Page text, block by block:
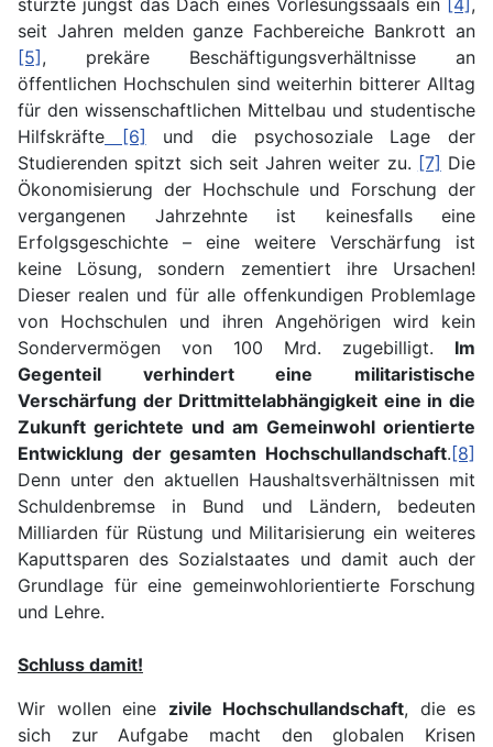
seit Jahren melden ganze Fachbereiche Bankrott an
[5], prekäre Beschäftigungsverhältnisse an
öffentlichen Hochschulen sind weiterhin bitterer Alltag
für den wissenschaftlichen Mittelbau und studentische
Hilfskräfte [6] und die psychosoziale Lage der
Studierenden spitzt sich seit Jahren weiter zu. [7] Die
Ökonomisierung der Hochschule und Forschung der
vergangenen Jahrzehnte ist keinesfalls eine
Erfolgsgeschichte – eine weitere Verschärfung ist
keine Lösung, sondern zementiert ihre Ursachen!
Dieser realen und für alle offenkundigen Problemlage
von Hochschulen und ihren Angehörigen wird kein
Sondervermögen von 100 Mrd. zugebilligt. Im
Gegenteil verhindert eine militaristische
Verschärfung der Drittmittelabhängigkeit eine in die
Zukunft gerichtete und am Gemeinwohl orientierte
Entwicklung der gesamten Hochschullandschaft.[8]
Denn unter den aktuellen Haushaltsverhältnissen mit
Schuldenbremse in Bund und Ländern, bedeuten
Milliarden für Rüstung und Militarisierung ein weiteres
Kaputtsparen des Sozialstaates und damit auch der
Grundlage für eine gemeinwohlorientierte Forschung
und Lehre.
Schluss damit!
Wir wollen eine zivile Hochschullandschaft, die es
sich zur Aufgabe macht den globalen Krisen